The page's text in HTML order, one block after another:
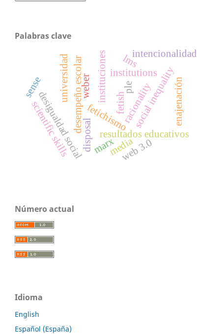
Palabras clave
universidad
fetichismo
resultados educativos
desempeño escolar social inequality
desigualdad social racionality
weber
institutions
instituciones fetish
disposal
enajenación
marxmedia
scientific skills
ple
lms
web 3.0
sense
intencionalidad
Número actual
Idioma
English
Español (España)